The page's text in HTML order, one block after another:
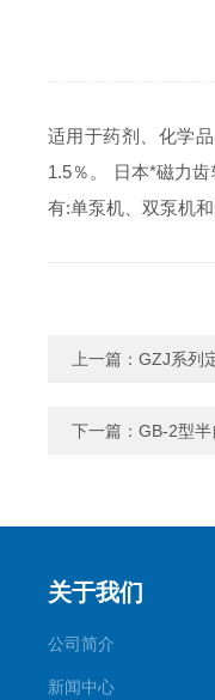
适用于药剂、化学
1.5％。 日本*磁力
有:单泵机、双泵机
上一篇： GZJ系列
下一篇： GB-2型
关于我们
公司简介
新闻中心